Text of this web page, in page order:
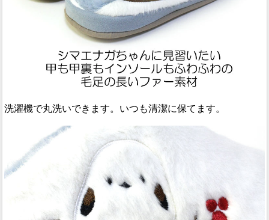
洗濯機で丸洗いできます。いつも清潔に保てます。